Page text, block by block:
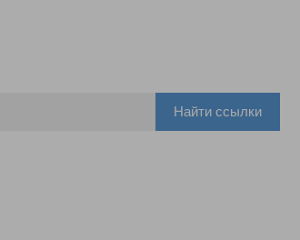
Найти ссылки